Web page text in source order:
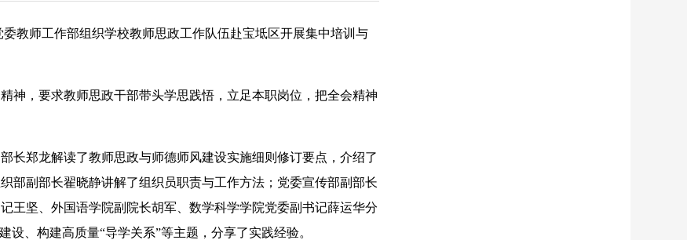
委教师工作部组织学校教师思政工作队伍赴宝坻区开展集中培训与
，要求教师思政干部带头学思践悟，立足本职岗位，把全会精神
郑龙解读了教师思政与师德师风建设实施细则修订要点，介绍了
部副部长翟晓静讲解了组织员职责与工作方法；党委宣传部副部长
王坚、外国语学院副院长胡军、数学科学学院党委副书记薛运华分
、构建高质量“导学关系”等主题，分享了实践经验。